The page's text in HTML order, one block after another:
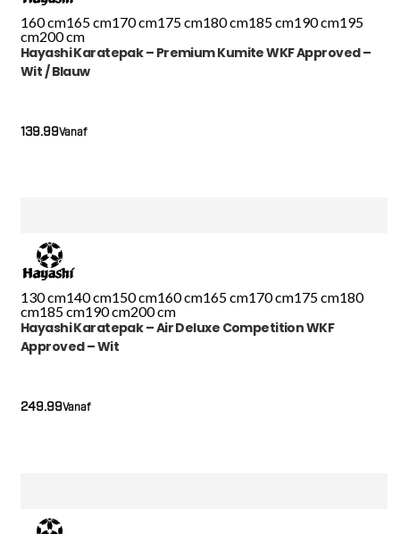
160 cm165 cm170 cm175 cm180 cm185 cm190 cm195
cm200 cm
Hayashi Karatepak – Premium Kumite WKF Approved –
Wit / Blauw
Vanaf
139.99
130 cm140 cm150 cm160 cm165 cm170 cm175 cm180
cm185 cm190 cm200 cm
Hayashi Karatepak – Air Deluxe Competition WKF
Approved – Wit
Vanaf
249.99